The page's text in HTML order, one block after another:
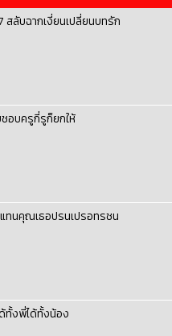
สลับฉากเงี่ยนเปลี่ยนบทรัก
ชอบครูกี่รูก็ยกให้
ทนคุณเธอปรนเปรอทรชน
ทั้งพี่ได้ทั้งน้อง